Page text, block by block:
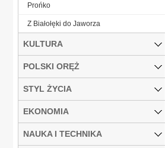
Prońko
Z Białołęki do Jaworza
KULTURA
POLSKI ORĘŻ
STYL ŻYCIA
EKONOMIA
NAUKA I TECHNIKA